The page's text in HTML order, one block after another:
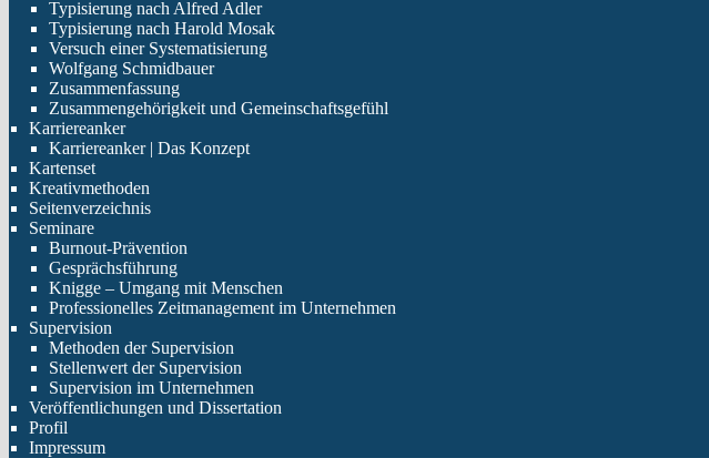
Typisierung nach Alfred Adler
Typisierung nach Harold Mosak
Versuch einer Systematisierung
Wolfgang Schmidbauer
Zusammenfassung
Zusammengehörigkeit und Gemeinschaftsgefühl
Karriereanker
Karriereanker | Das Konzept
Kartenset
Kreativmethoden
Seitenverzeichnis
Seminare
Burnout-Prävention
Gesprächsführung
Knigge – Umgang mit Menschen
Professionelles Zeitmanagement im Unternehmen
Supervision
Methoden der Supervision
Stellenwert der Supervision
Supervision im Unternehmen
Veröffentlichungen und Dissertation
Profil
Impressum